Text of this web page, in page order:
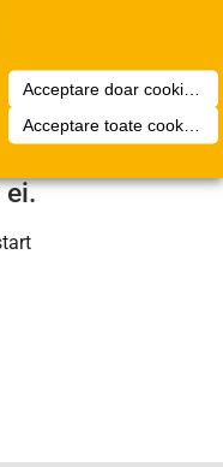
Acceptare doar cookierurile necesare
Acceptare toate cookieurilor
problema
va ocupa de
ei.